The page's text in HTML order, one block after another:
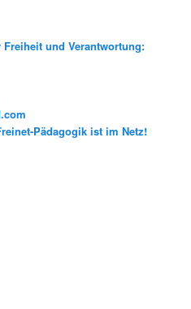
und Verantwortung:
Pädagogik ist im Netz!